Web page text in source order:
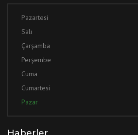
Pazartesi
Salı
Çarşamba
Perşembe
Cuma
Cumartesi
Pazar
Haberler